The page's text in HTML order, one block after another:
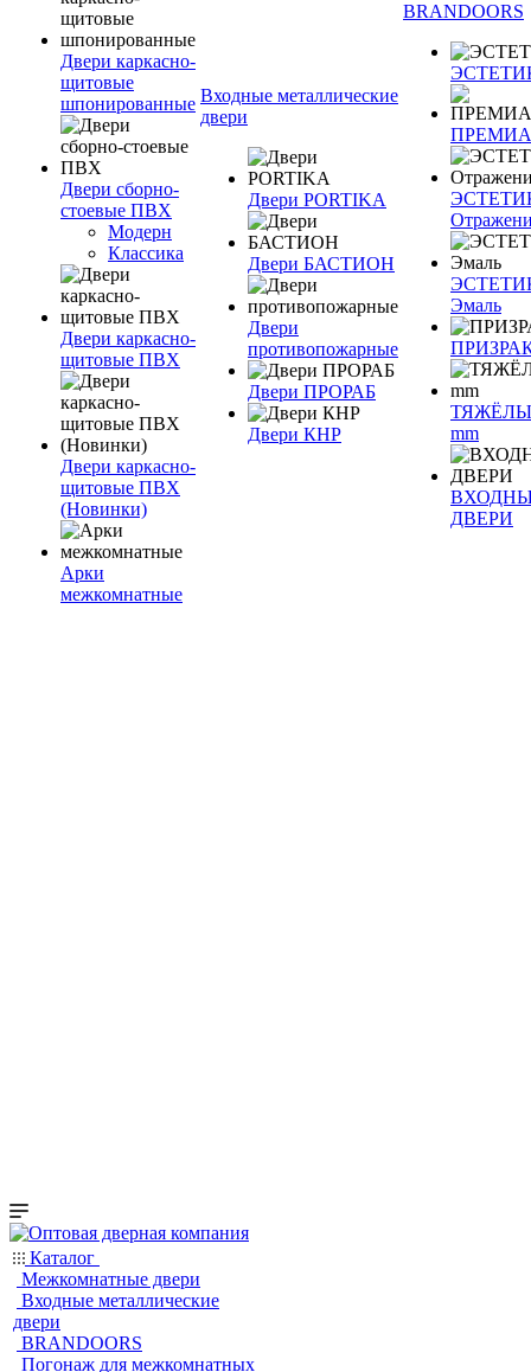
Двери каркасно-
щитовые
шпонированные
Двери сборно-
стоевые ПВХ
Модерн
Классика
Двери каркасно-
щитовые ПВХ
Двери каркасно-
щитовые ПВХ
(Новинки)
Арки
межкомнатные
Входные металлические
двери
Двери PORTIKA
Двери БАСТИОН
Двери
противопожарные
Двери ПРОРАБ
Двери КНР
BRANDOORS
Эмаль
mm
ДВЕРИ
Каталог
Межкомнатные двери
Входные металлические
двери
BRANDOORS
Погонаж для межкомнатных